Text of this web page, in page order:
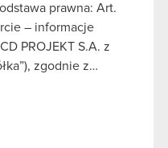
prawna: Art.
– informacje
PROJEKT S.A. z
zgodnie z…